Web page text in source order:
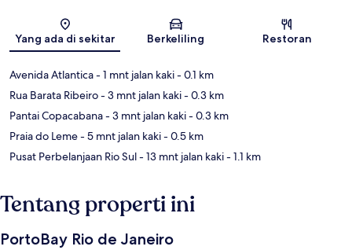
Yang ada di sekitar Berkeliling Restoran
Avenida Atlantica- 1 mnt jalan kaki- 0.1 km
Rua Barata Ribeiro- 3 mnt jalan kaki- 0.3 km
Pantai Copacabana- 3 mnt jalan kaki- 0.3 km
Praia do Leme- 5 mnt jalan kaki- 0.5 km
Pusat Perbelanjaan Rio Sul- 13 mnt jalan kaki- 1.1 km
Tentang properti ini
PortoBay Rio de Janeiro